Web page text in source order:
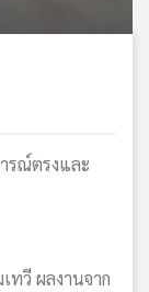
รณ์ตรงและ
ทวี ผลงานจาก